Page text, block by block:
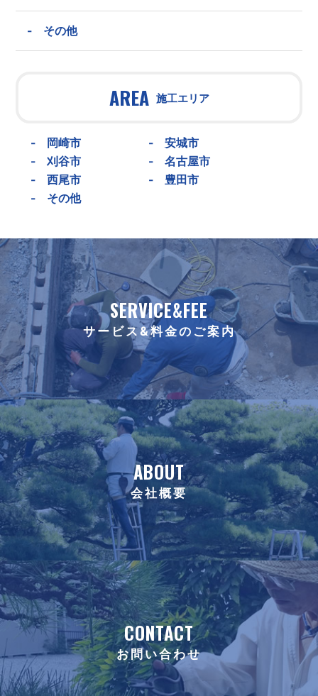
- その他
AREA 施工エリア
- 岡崎市 -安城市
- 刈谷市 -名古屋市
- 西尾市 -豊田市
- その他
SERVICE&FEE
サービス&料金のご案内
ABOUT
会社概要
CONTACT
お問い合わせ